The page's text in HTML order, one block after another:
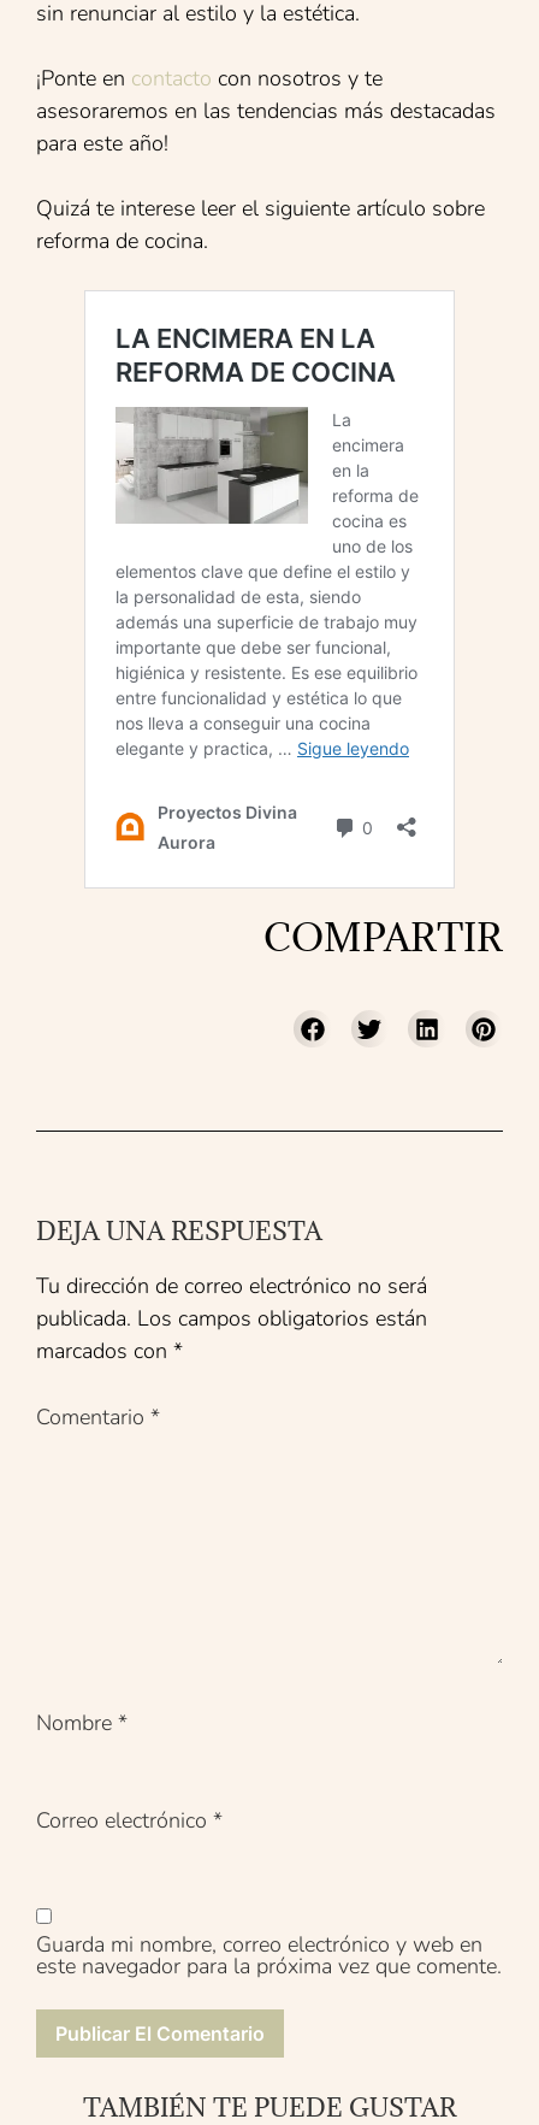
sin renunciar al estilo y la estética.
¡Ponte en contacto con nosotros y te
asesoraremos en las tendencias más destacadas
para este año!
Quizá te interese leer el siguiente artículo sobre
reforma de cocina.
COMPARTIR
DEJA UNA RESPUESTA
Tu dirección de correo electrónico no será
publicada. Los campos obligatorios están
marcados con *
Comentario *
Nombre *
Correo electrónico *
Guarda mi nombre, correo electrónico y web en
este navegador para la próxima vez que comente.
TAMBIÉN TE PUEDE GUSTAR